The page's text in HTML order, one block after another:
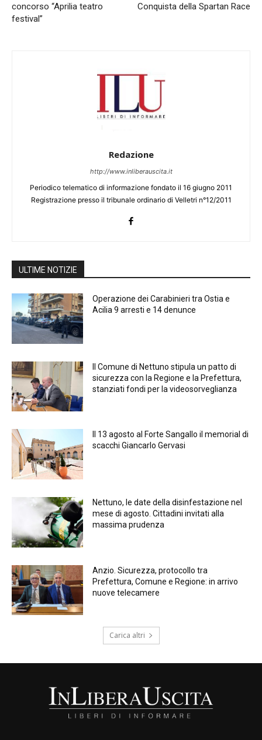
concorso “Aprilia teatro
festival”
Conquista della Spartan Race
Redazione
http://www.inliberauscita.it
Periodico telematico di informazione fondato il 16 giugno 2011
Registrazione presso il tribunale ordinario di Velletri n°12/2011
ULTIME NOTIZIE
Operazione dei Carabinieri tra Ostia e
Acilia 9 arresti e 14 denunce
Il Comune di Nettuno stipula un patto di
sicurezza con la Regione e la Prefettura,
stanziati fondi per la videosorveglianza
Il 13 agosto al Forte Sangallo il memorial di
scacchi Giancarlo Gervasi
Nettuno, le date della disinfestazione nel
mese di agosto. Cittadini invitati alla
massima prudenza
Anzio. Sicurezza, protocollo tra
Prefettura, Comune e Regione: in arrivo
nuove telecamere
Carica altri